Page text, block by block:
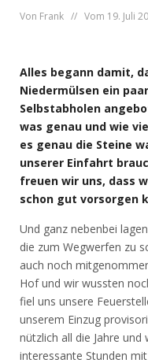
Von Frank // Vom 19. Juli
Alles begann damit,
Niedermülsen ein
Selbstabholen
was genau und wie
es genau die Steine
unserer Einfahrt
freuen wir uns, dass
schon gut vorsorgen
Und ganz nebenbei
die zum Wegwerfen zu
auch noch
Hof und wir wussten
fiel uns unsere
unserem Einzug
nützlich all die Jahre
interessante Stunden